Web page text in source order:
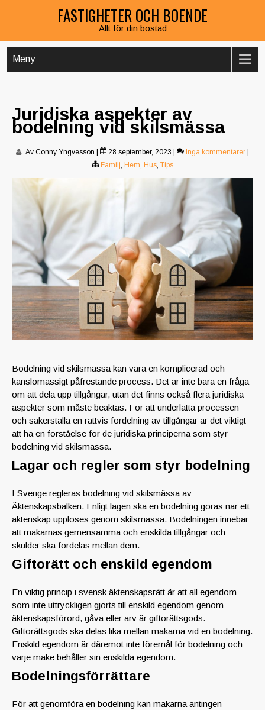
FASTIGHETER OCH BOENDE
Allt för din bostad
Meny
Juridiska aspekter av
bodelning vid skilsmässa
Av Conny Yngvesson 28 september, 2023 Inga kommentarer
Familj, Hem, Hus, Tips
Bodelning vid skilsmässa kan vara en komplicerad och
känslomässigt påfrestande process. Det är inte bara en fråga
om att dela upp tillgångar, utan det finns också flera juridiska
aspekter som måste beaktas. För att underlätta processen
och säkerställa en rättvis fördelning av tillgångar är det viktigt
att ha en förståelse för de juridiska principerna som styr
bodelning vid skilsmässa.
Lagar och regler som styr bodelning
I Sverige regleras bodelning vid skilsmässa av
Äktenskapsbalken. Enligt lagen ska en bodelning göras när ett
äktenskap upplöses genom skilsmässa. Bodelningen innebär
att makarnas gemensamma och enskilda tillgångar och
skulder ska fördelas mellan dem.
Giftorätt och enskild egendom
En viktig princip i svensk äktenskapsrätt är att all egendom
som inte uttryckligen gjorts till enskild egendom genom
äktenskapsförord, gåva eller arv är giftorättsgods.
Giftorättsgods ska delas lika mellan makarna vid en bodelning.
Enskild egendom är däremot inte föremål för bodelning och
varje make behåller sin enskilda egendom.
Bodelningsförrättare
För att genomföra en bodelning kan makarna antingen